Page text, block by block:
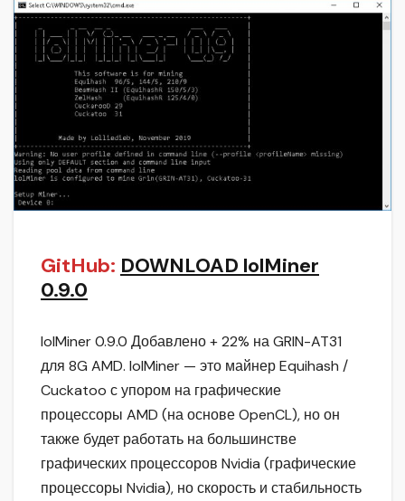
GitHub: DOWNLOAD lolMiner
0.9.0
lolMiner 0.9.0 Добавлено + 22% на GRIN-AT31
для 8G AMD. lolMiner — это майнер Equihash /
Cuckatoo с упором на графические
процессоры AMD (на основе OpenCL), но он
также будет работать на большинстве
графических процессоров Nvidia (графические
процессоры Nvidia), но скорость и стабильность